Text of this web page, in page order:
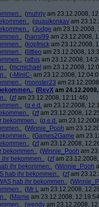
(muhrly am 23.12.2008,
(quasikonkav am
(Judge am 23.12.2008,
(hansi99 am 23.12.2008,
(kopfnick am 23.12.2008,
( littleo am 23.12.2008,
(athis am 23.12.2008,
(mcmichael am 23.12.2008,
(-MiniC- am 23.12.2008,
(monster23 am
(RevX am
(zfam 23.12.2008, 12:11:46)
(q.e.d. am 23.12.2008,
(zfam 23.12.2008,
bekommen.. (q.e.d. am
(Winnie_Pooh am
(Games2Game am
(zfam 23.12.2008,
bekommen.. (Winnie_Pooh am
ihr bekommen.. (zfam
ihr bekommen.. (Winnie_Pooh
hab ihr bekommen.. (zfam
hab ihr bekommen.. (
(Mr L am 23.12.2008,
(Marne am 23.12.2008,
(wendy am 23.12.2008,